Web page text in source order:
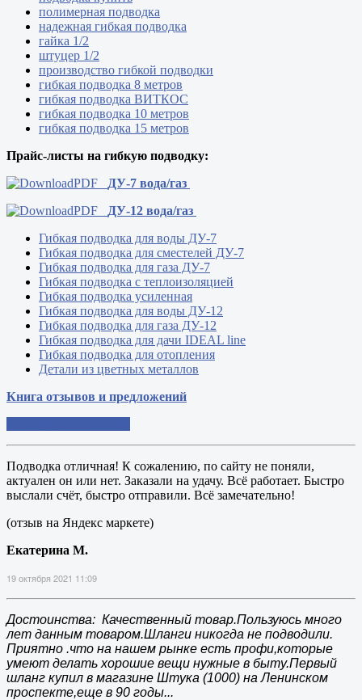
полимерная подводка
надежная гибкая подводка
гайка 1/2
штуцер 1/2
производство гибкой подводки
гибкая подводка 8 метров
гибкая подводка ВИТКОС
гибкая подводка 10 метров
гибкая подводка 15 метров
Прайс-листы на гибкую подводку:
ДУ-7 вода/газ
ДУ-12 вода/газ
Гибкая подводка для воды ДУ-7
Гибкая подводка для сместелей ДУ-7
Гибкая подводка для газа ДУ-7
Гибкая подводка с теплоизоляцией
Гибкая подводка усиленная
Гибкая подводка для воды ДУ-12
Гибкая подводка для газа ДУ-12
Гибкая подводка для дачи IDEAL line
Гибкая подводка для отопления
Детали из цветных металлов
Книга отзывов и предложений
Подводка отличная! К сожалению, по сайту не поняли,
актуален он или нет. Заказали на удачу. Всё работает. Быстро
выслали счёт, быстро отправили. Всё замечательно!
(отзыв на Яндекс маркете)
Екатерина М.
19 октября 2021 11:09
Достоинства: Качественный товар.Пользуюсь много
лет данным товаром.Шланги никогда не подводили.
Приятно .что на нашем рынке есть профи,которые
умеют делать хорошие вещи нужные в быту.Первый
шланг купил в магазине Штука (1000) на Ленинском
проспекте,еще в 90 годы...